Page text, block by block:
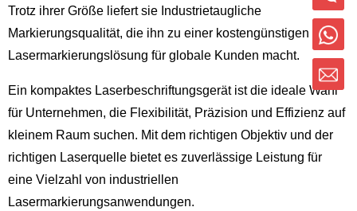
Trotz ihrer Größe liefert sie Industrietaugliche
Markierungsqualität, die ihn zu einer kostengünstigen
Lasermarkierungslösung für globale Kunden macht.
Ein kompaktes Laserbeschriftungsgerät ist die ideale Wahl
für Unternehmen, die Flexibilität, Präzision und Effizienz auf
kleinem Raum suchen. Mit dem richtigen Objektiv und der
richtigen Laserquelle bietet es zuverlässige Leistung für
eine Vielzahl von industriellen
Lasermarkierungsanwendungen.